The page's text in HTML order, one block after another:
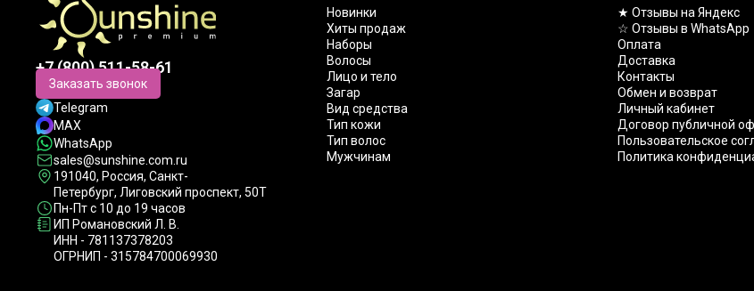
+7 (800) 511-58-61
Заказать звонок
Telegram
MAX
WhatsApp
sales@sunshine.com.ru
191040, Россия, Санкт-
Петербург, Лиговский проспект, 50Т
Пн-Пт с 10 до 19 часов
ИП Романовский Л. В.
ИНН - 781137378203
ОГРНИП - 315784700069930
Новинки
Хиты продаж
Наборы
Волосы
Лицо и тело
Загар
Вид средства
Тип кожи
Тип волос
Мужчинам
★ Отзывы на Яндекс
☆ Отзывы в WhatsApp
Оплата
Доставка
Контакты
Обмен и возврат
Личный кабинет
Договор публичной
Пользовательское
Политика